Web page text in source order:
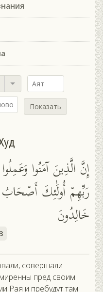
Показать
إِنَّ الَّذِينَ آمَنُوا
رَبِّهِمْ أُولَٰئِكَ
خَالِدُونَ
совершали
пред своим
Рая и пребудут там